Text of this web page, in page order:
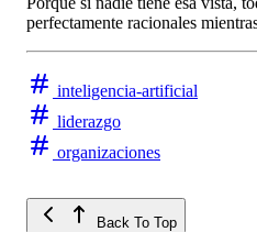
perfectamente racionales
inteligencia-artificial
liderazgo
organizaciones
Back To Top